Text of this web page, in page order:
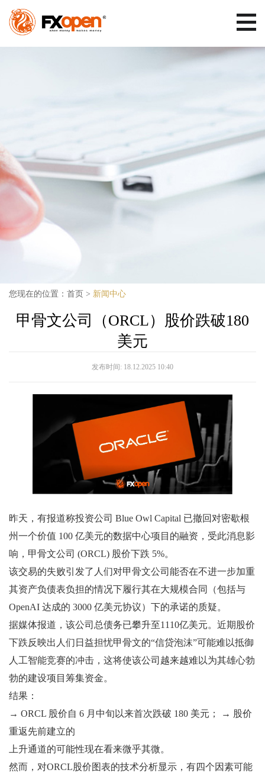
您现在的位置： 首页 > 新闻中心
甲骨文公司（ORCL）股价跌破180
美元
发布时间: 18.12.2025 10:40
昨天，有报道称投资公司 Blue Owl Capital 已撤回对密歇根
州一个价值 100 亿美元的数据中心项目的融资，受此消息影
响，甲骨文公司 (ORCL) 股价下跌 5%。
该交易的失败引发了人们对甲骨文公司能否在不进一步加重
其资产负债表负担的情况下履行其在大规模合同（包括与
OpenAI 达成的 3000 亿美元协议）下的承诺的质疑。
据媒体报道，该公司总债务已攀升至1110亿美元。近期股价
下跌反映出人们日益担忧甲骨文的“信贷泡沫”可能难以抵御
人工智能竞赛的冲击，这将使该公司越来越难以为其雄心勃
勃的建设项目筹集资金。
结果：
→ ORCL 股价自 6 月中旬以来首次跌破 180 美元； → 股价
重返先前建立的
上升通道的可能性现在看来微乎其微。
然而，对ORCL股价图表的技术分析显示，有四个因素可能